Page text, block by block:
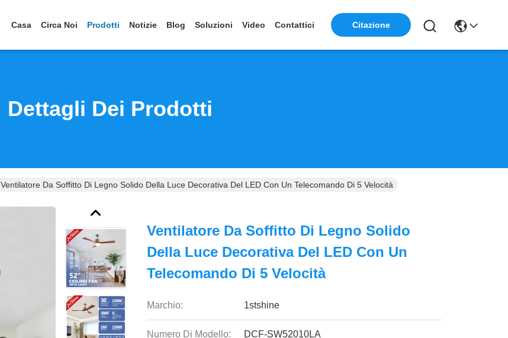
Casa Circa Noi Prodotti Notizie Blog Soluzioni Video Contattici Citazione
Dettagli Dei Prodotti
Ventilatore Da Soffitto Di Legno Solido Della Luce Decorativa Del LED Con Un Telecomando Di 5 Velocità
Ventilatore Da Soffitto Di Legno Solido
Della Luce Decorativa Del LED Con Un
Telecomando Di 5 Velocità
Marchio: 1stshine
Numero Di Modello: DCF-SW52010LA